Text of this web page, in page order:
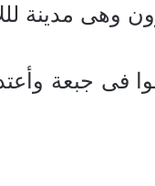
جبعة